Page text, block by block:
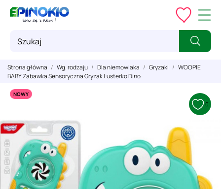
Strona główna Wg. rodzaju Dla niemowlaka Gryzaki
WOOPIE
BABY Zabawka Sensoryczna Gryzak Lusterko Dino
NOWY
0